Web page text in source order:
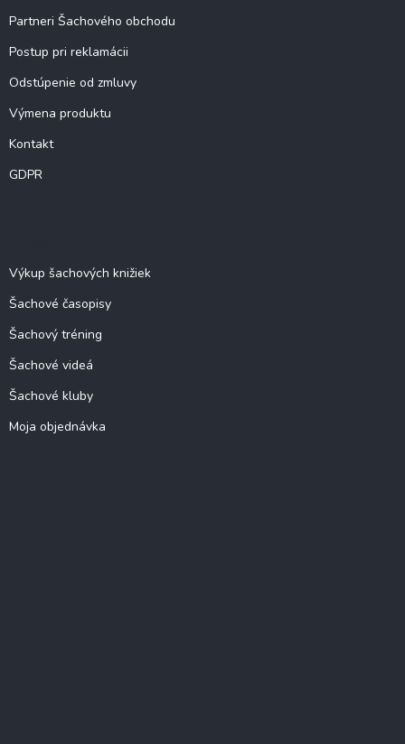
Partneri Šachového obchodu
Postup pri reklamácii
Odstúpenie od zmluvy
Výmena produktu
Kontakt
GDPR
Výkup šachových knižiek
Šachové časopisy
Šachový tréning
Šachové videá
Šachové kluby
Moja objednávka